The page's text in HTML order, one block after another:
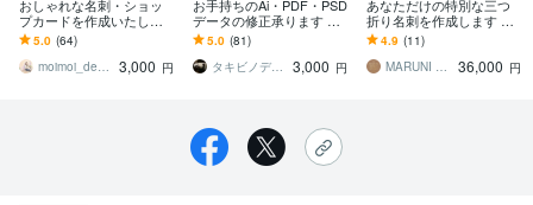
おしゃれな名刺・ショッ
プカードを作成いたしま
す 印刷対応OK(別途料
金）・あなただけのデザ
インを作成！
5.0 (64)
moimoi_design
3,000 円
お手持ちのAi・PDF・PSD
データの修正承ります 名
刺・ショップカードなど
過去の納品物を編集し納
品いたします。
5.0 (81)
タキビノデザイン（YDW）
3,000 円
あなただけの特別な三つ
折り名刺を作成します 広
がる印象、伝わる想い。
三つ折名刺で、ワンラン
ク上の自己紹介
4.9 (11)
MARUNI DESIGN STUDIO
36,000 円